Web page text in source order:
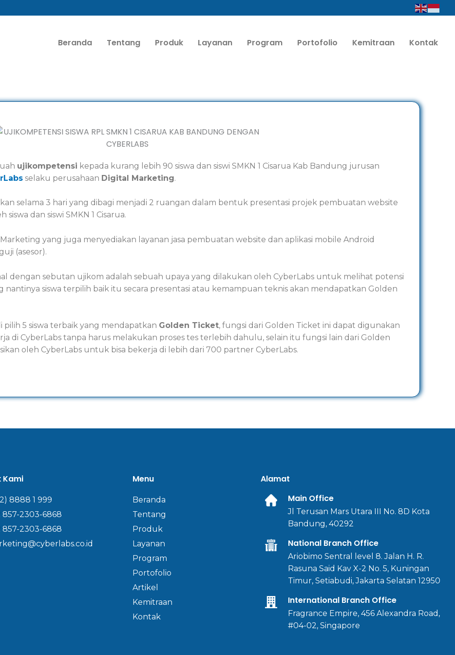
Beranda
Tentang Produk Layanan Program Portofolio Kemitraan Kontak
ujikompetensi kepada kurang lebih 90 siswa dan siswi SMKN 1 Cisarua Kab Bandung jurusan
selaku perusahaan Digital Marketing.
selama 3 hari yang dibagi menjadi 2 ruangan dalam bentuk presentasi projek pembuatan website
dan siswi SMKN 1 Cisarua.
yang juga menyediakan layanan jasa pembuatan website dan aplikasi mobile Android
(asesor).
dengan sebutan ujikom adalah sebuah upaya yang dilakukan oleh CyberLabs untuk melihat potensi
nantinya siswa terpilih baik itu secara presentasi atau kemampuan teknis akan mendapatkan Golden
pilih 5 siswa terbaik yang mendapatkan Golden Ticket, fungsi dari Golden Ticket ini dapat digunakan
di CyberLabs tanpa harus melakukan proses tes terlebih dahulu, selain itu fungsi lain dari Golden
oleh CyberLabs untuk bisa bekerja di lebih dari 700 partner CyberLabs.
Kami
8888 1 999
857-2303-6868
857-2303-6868
Menu
Beranda
Tentang
Produk
Layanan
Program
Portofolio
Artikel
Kemitraan
Kontak
Alamat
Main Office
Jl Terusan Mars Utara III No. 8D Kota
Bandung, 40292
National Branch Office
Ariobimo Sentral level 8. Jalan H. R.
Rasuna Said Kav X-2 No. 5, Kuningan
Timur, Setiabudi, Jakarta Selatan 12950
International Branch Office
Fragrance Empire, 456 Alexandra Road,
#04-02, Singapore